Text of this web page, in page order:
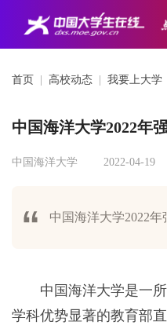
首页 高校动态 我要上大学
中国海洋大学2022年
中国海洋大学 2022-04-19
中国海洋大学2022
中国海洋大学是一
学科优势显著的教育部